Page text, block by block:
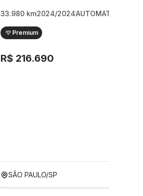
33.980 km2024/2024AUTOMAT.
Premium
R$ 216.690
SÃO PAULO/SP